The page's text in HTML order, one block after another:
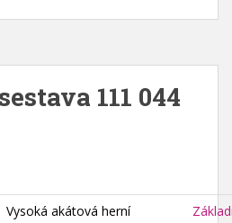
111 044
Vysoká akátová herní